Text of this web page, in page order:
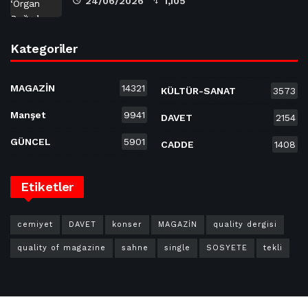
Kategoriler
MAGAZİN 14321
Manşet 9941
GÜNCEL 5901
KÜLTÜR-SANAT 3573
DAVET 2154
CADDE 1408
Etiketler
cemiyet DAVET konser MAGAZİN quality dergisi
quality of magazine sahne single SOSYETE tekli